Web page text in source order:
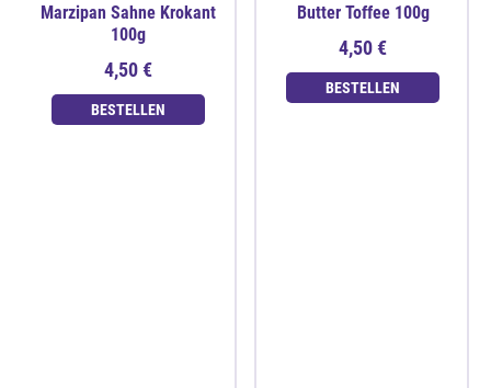
Marzipan Sahne Krokant
100g
4,50 €
BESTELLEN
Butter Toffee 100g
4,50 €
BESTELLEN